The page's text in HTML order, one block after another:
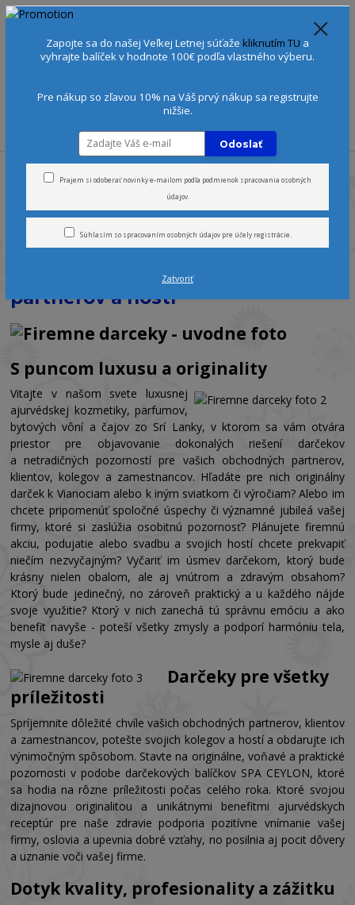
EUR
+421 905 378 103 (Po-Ne, 9-21 hod.)
Úvod Firemné Darčeky
Výnimočné darčeky pre vašich
kolegov, klientov,
zamestnancov, obchodných
partnerov a hostí
S puncom luxusu a originality
Vitajte v našom svete luxusnej
ajurvédskej kozmetiky, parfumov,
bytových vôní a čajov zo Srí Lanky, v ktorom sa vám otvára
priestor pre objavovanie dokonalých riešení darčekov
a netradičných pozorností pre vašich obchodných partnerov,
klientov, kolegov a zamestnancov. Hľadáte pre nich originálny
darček k Vianociam alebo k iným sviatkom či výročiam? Alebo im
chcete pripomenúť spoločné úspechy či významné jubileá vašej
firmy, ktoré si zaslúžia osobitnú pozornosť? Plánujete firemnú
akciu, podujatie alebo svadbu a svojich hostí chcete prekvapiť
niečím nezvyčajným? Vyčariť im úsmev darčekom, ktorý bude
krásny nielen obalom, ale aj vnútrom a zdravým obsahom?
Ktorý bude jedinečný, no zároveň praktický a u každého nájde
svoje využitie? Ktorý v nich zanechá tú správnu emóciu a ako
benefit navyše - poteší všetky zmysly a podporí harmóniu tela,
mysle aj duše?
Darčeky pre všetky
príležitosti
Spríjemnite dôležité chvíle vašich obchodných partnerov, klientov
a zamestnancov, potešte svojich kolegov a hostí a obdarujte ich
výnimočným spôsobom. Stavte na originálne, voňavé a praktické
pozornosti v podobe darčekových balíčkov SPA CEYLON, ktoré
sa hodia na rôzne príležitosti počas celého roka. Ktoré svojou
dizajnovou originalitou a unikátnymi benefitmi ajurvédskych
receptúr pre naše zdravie podporia pozitívne vnímanie vašej
firmy, oslovia a upevnia dobré vzťahy, no posilnia aj pocit dôvery
a uznanie voči vašej firme.
Dotyk kvality, profesionality a zážitku
Zapojte sa do našej Veľkej Letnej súťaže kliknutím TU a
vyhrajte balíček v hodnote 100€ podľa vlastného výberu.
Pre nákup so zľavou 10% na Váš prvý nákup sa registrujte
nižšie.
Odoslať
Prajem si odoberať novinky e-mailom podľa podmienok spracovania osobných
údajov.
Súhlasím so spracovaním osobných údajovpre účely registrácie.
Zatvoriť